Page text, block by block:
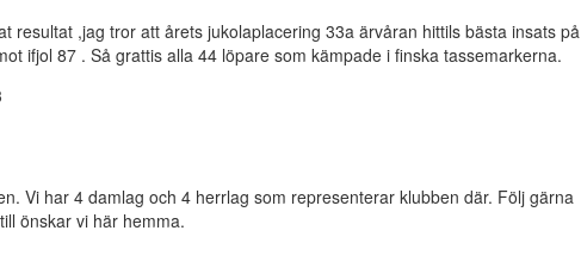
resultat ,jag tror att årets jukolaplacering 33a ärvåran hittils bästa insats på
ifjol 87 . Så grattis alla 44 löpare som kämpade i finska tassemarkerna.
Vi har 4 damlag och 4 herrlag som representerar klubben där. Följ gärna
önskar vi här hemma.